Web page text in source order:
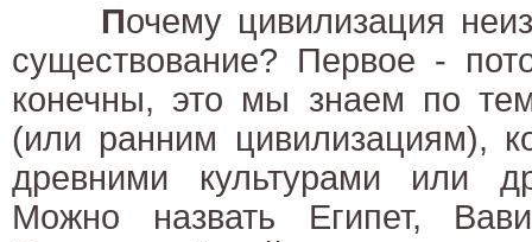
Почему цивилизация
существование? Первое -
конечны, это мы знаем по
(или ранним цивилизациям),
древними культурами или
Можно назвать Египет,